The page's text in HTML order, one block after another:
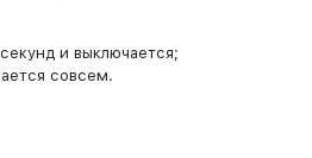
и выключается;
совсем.